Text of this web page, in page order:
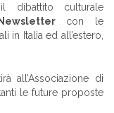
dibattito culturale
con le
in Italia ed all’estero,
all’Associazione di
le future proposte